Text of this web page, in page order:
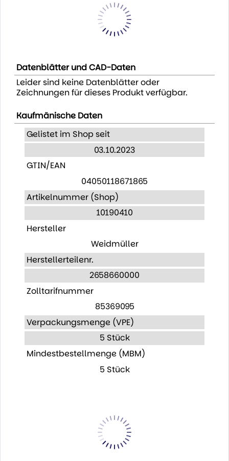
Datenblätter und CAD-Daten
Leider sind keine Datenblätter oder
Zeichnungen für dieses Produkt verfügbar.
Kaufmänische Daten
Gelistet im Shop seit
03.10.2023
GTIN/EAN
04050118671865
Artikelnummer (Shop)
10190410
Hersteller
Weidmüller
Herstellerteilenr.
2658660000
Zolltarifnummer
85369095
Verpackungsmenge (VPE)
5 Stück
Mindestbestellmenge (MBM)
5 Stück